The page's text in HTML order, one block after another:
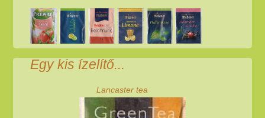
Egy kis ízelítő...
Lancaster tea